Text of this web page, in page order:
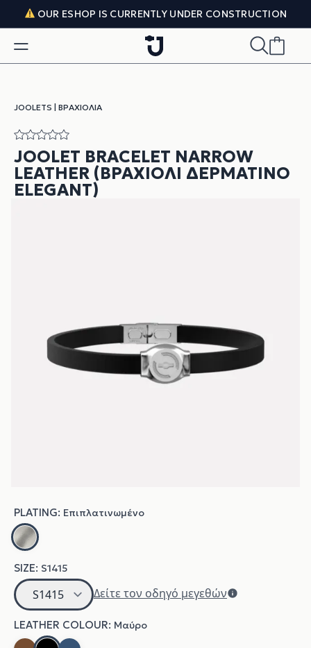
Skip to content
OUR ESHOP IS CURRENTLY UNDER CONSTRUCTION
JOOLETS ΒΡΑΧΙΌΛΙΑ
JOOLET BRACELET NARROW
LEATHER (ΒΡΑΧΙΌΛΙ ΔΕΡΜΆΤΙΝΟ
ELEGANT)